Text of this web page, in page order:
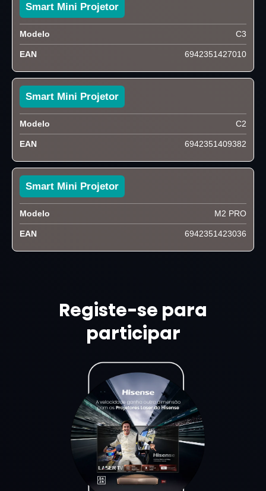
Smart Mini Projetor
Modelo C3
EAN 6942351427010
Smart Mini Projetor
Modelo C2
EAN 6942351409382
Smart Mini Projetor
Modelo M2 PRO
EAN 6942351423036
Registe-se para
participar